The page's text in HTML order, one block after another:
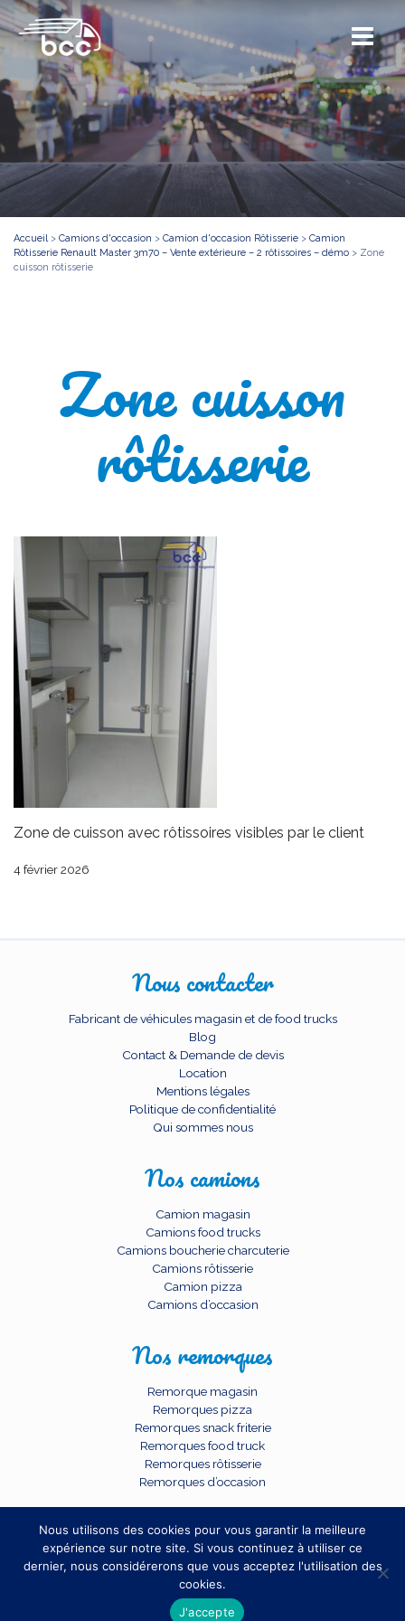
Accueil> Camions d'occasion > Camion d'occasion Rôtisserie > Camion
Rôtisserie Renault Master 3m70 – Vente extérieure – 2 rôtissoires – démo > Zone
cuisson rôtisserie
Zone cuisson
rôtisserie
Zone de cuisson avec rôtissoires visibles par le client
4 février 2026
Nous contacter
Fabricant de véhicules magasin et de food trucks
Blog
Contact & Demande de devis
Location
Mentions légales
Politique de confidentialité
Qui sommes nous
Nos camions
Camion magasin
Camions food trucks
Camions boucherie charcuterie
Camions rôtisserie
Camion pizza
Camions d’occasion
Nos remorques
Remorque magasin
Remorques pizza
Remorques snack friterie
Remorques food truck
Remorques rôtisserie
Remorques d’occasion
© 2026 BCC SARL. TOUS DROITS RESERVES.
Nous utilisons des cookies pour vous garantir la meilleure
expérience sur notre site. Si vous continuez à utiliser ce
dernier, nous considérerons que vous acceptez l'utilisation des
cookies.
J'accepte